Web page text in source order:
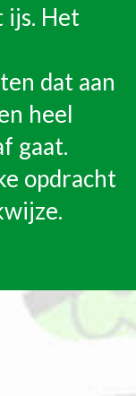
ijs. Het
dat aan
heel
gaat.
opdracht